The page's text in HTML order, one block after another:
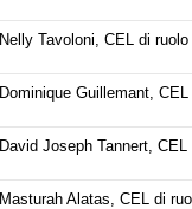
Nelly Tavoloni, CEL di ruolo
Dominique Guillemant,
David Joseph Tannert, CEL
Masturah Alatas, CEL di